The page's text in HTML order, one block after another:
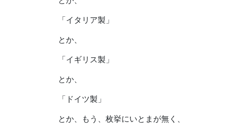
「イタリア製」
とか、
「イギリス製」
とか、
「ドイツ製」
とか、もう、枚挙にいとまが無く、